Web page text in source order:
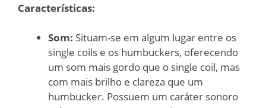
Características:
Som: Situam-se em algum lugar entre os
single coils e os humbuckers, oferecendo
um som mais gordo que o single coil, mas
com mais brilho e clareza que um
humbucker. Possuem um caráter sonoro